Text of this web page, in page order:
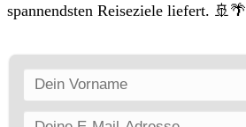
spannendsten Reiseziele liefert. 🚢🌴